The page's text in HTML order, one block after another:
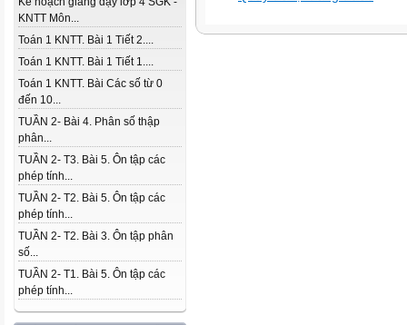
KNTT Môn...
Toán 1 KNTT. Bài 1 Tiết 2....
Toán 1 KNTT. Bài 1 Tiết 1....
Toán 1 KNTT. Bài Các số từ 0
đến 10...
TUẦN 2- Bài 4. Phân số thập
phân...
TUẦN 2- T3. Bài 5. Ôn tập các
phép tính...
TUẦN 2- T2. Bài 5. Ôn tập các
phép tính...
TUẦN 2- T2. Bài 3. Ôn tập phân
số...
TUẦN 2- T1. Bài 5. Ôn tập các
phép tính...